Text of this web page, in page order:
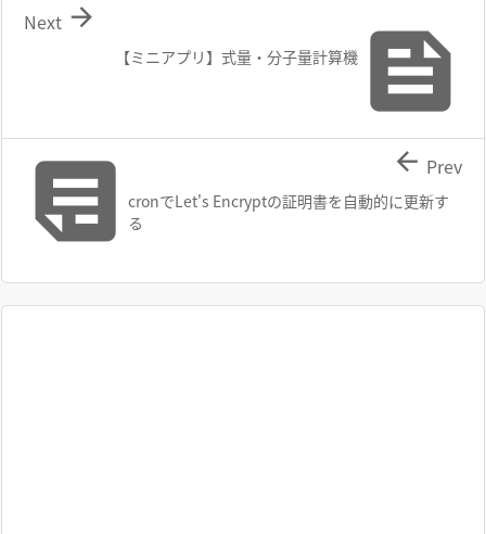

【ミニアプリ】式量・分子量計算機

Next
cronでLet's Encryptの証明書を自動的に更新す
る
 Prev